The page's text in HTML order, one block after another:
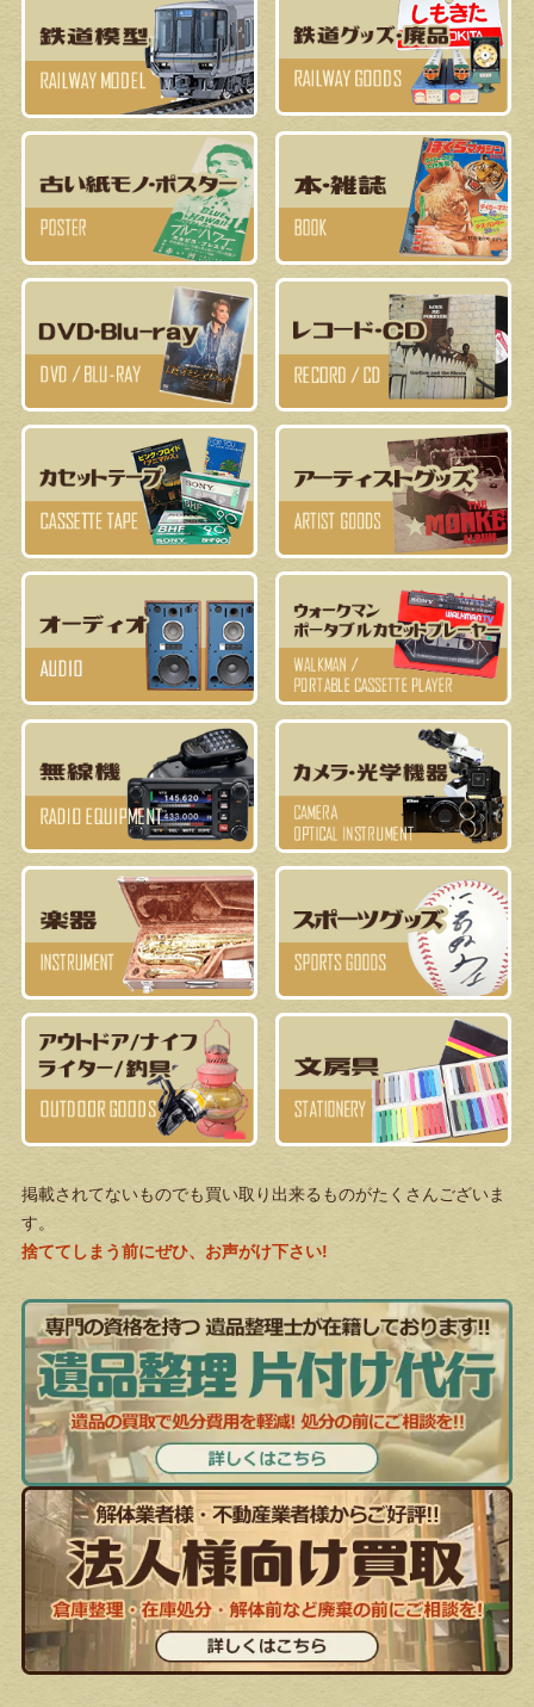
掲載されてないものでも買い取り出来るものがたくさんございま
す。
捨ててしまう前にぜひ、お声がけ下さい!